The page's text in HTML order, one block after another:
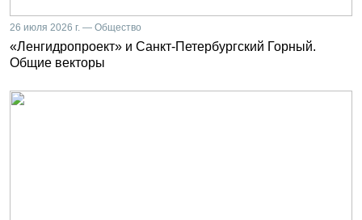
26 июля 2026 г. — Общество
«Ленгидропроект» и Санкт-Петербургский Горный.
Общие векторы